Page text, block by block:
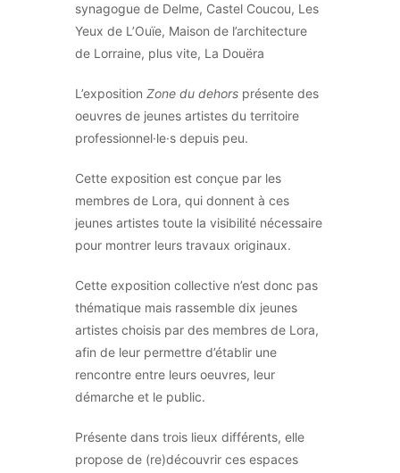
synagogue de Delme, Castel Coucou, Les
Yeux de L’Ouïe, Maison de l’architecture
de Lorraine, plus vite, La Douëra
L’exposition Zone du dehors présente des
oeuvres de jeunes artistes du territoire
professionnel·le·s depuis peu.
Cette exposition est conçue par les
membres de Lora, qui donnent à ces
jeunes artistes toute la visibilité nécessaire
pour montrer leurs travaux originaux.
Cette exposition collective n’est donc pas
thématique mais rassemble dix jeunes
artistes choisis par des membres de Lora,
afin de leur permettre d’établir une
rencontre entre leurs oeuvres, leur
démarche et le public.
Présente dans trois lieux différents, elle
propose de (re)découvrir ces espaces